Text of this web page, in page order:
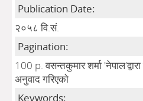
Publication Date:
२०५८ वि.सं.
Pagination:
100 p. वसन्तकुमार शर्मा 'नेपाल'द्वारा
अनुवाद गरिएको
Keywords: